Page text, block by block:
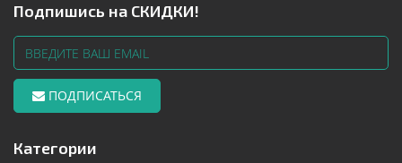
Подпишись на СКИДКИ!
ПОДПИСАТЬСЯ
Категории